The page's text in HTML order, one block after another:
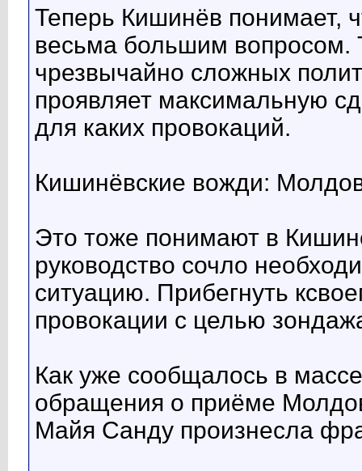
Теперь Кишинёв понимает,
весьма большим вопросом.
чрезвычайно сложных
проявляет максимальную
для каких провокаций.
Кишинёвские вожди:
Это тоже понимают в
руководство сочло
ситуацию. Прибегнуть
провокации с целью
Как уже сообщалось в
обращения о приёме
Майя Санду произнесла